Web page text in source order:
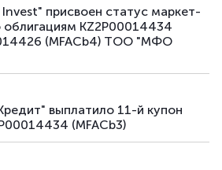
присвоен статус маркет-
облигациям KZ2P00014434
(MFACb4) ТОО "МФО
выплатило 11-й купон
(MFACb3)